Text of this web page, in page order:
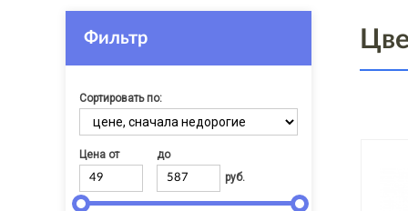
Фильтр
Сортировать по:
Цена от
до
руб.